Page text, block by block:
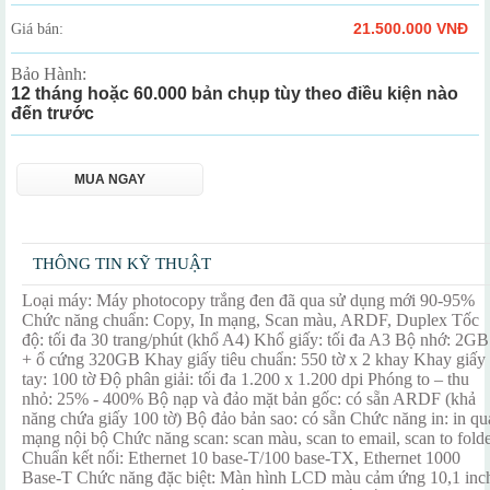
Giá bán: 21.500.000 VNĐ
Bảo Hành:
12 tháng hoặc 60.000 bản chụp tùy theo điều kiện nào
đến trước
MUA NGAY
THÔNG TIN KỸ THUẬT
Loại máy: Máy photocopy trắng đen đã qua sử dụng mới 90-95%
Chức năng chuẩn: Copy, In mạng, Scan màu, ARDF, Duplex Tốc
độ: tối đa 30 trang/phút (khổ A4) Khổ giấy: tối đa A3 Bộ nhớ: 2GB
+ ổ cứng 320GB Khay giấy tiêu chuẩn: 550 tờ x 2 khay Khay giấy
tay: 100 tờ Độ phân giải: tối đa 1.200 x 1.200 dpi Phóng to – thu
nhỏ: 25% - 400% Bộ nạp và đảo mặt bản gốc: có sẵn ARDF (khả
năng chứa giấy 100 tờ) Bộ đảo bản sao: có sẵn Chức năng in: in
mạng nội bộ Chức năng scan: scan màu, scan to email, scan to
Chuẩn kết nối: Ethernet 10 base-T/100 base-TX, Ethernet 1000
Base-T Chức năng đặc biệt: Màn hình LCD màu cảm ứng 10,1